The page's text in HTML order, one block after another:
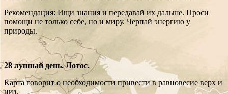
Рекомендация: Ищи знания и передавай их дальше. Проси
помощи не только себе, но и миру. Черпай энергию у
природы.
28 лунный день. Лотос.
Карта говорит о необходимости привести в равновесие верх и
низ.